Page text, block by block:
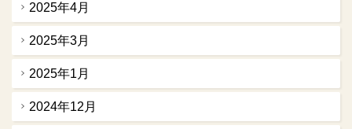
2025年4月
2025年3月
2025年1月
2024年12月